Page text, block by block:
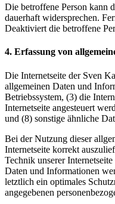
Die betroffene Person kann
dauerhaft widersprechen.
Deaktiviert die betroffene
4. Erfassung von
Die Internetseite der Sven
allgemeinen Daten und
Betriebssystem, (3) die
Internetseite angesteuert
und (8) sonstige ähnliche
Bei der Nutzung dieser
Internetseite korrekt
Technik unserer
Daten und Informationen
letztlich ein optimales
angegebenen